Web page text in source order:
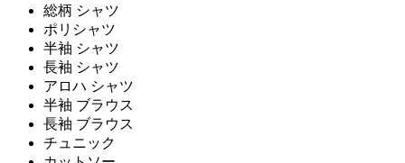
総柄 シャツ
ポリシャツ
半袖 シャツ
長袖 シャツ
アロハ シャツ
半袖 ブラウス
長袖 ブラウス
チュニック